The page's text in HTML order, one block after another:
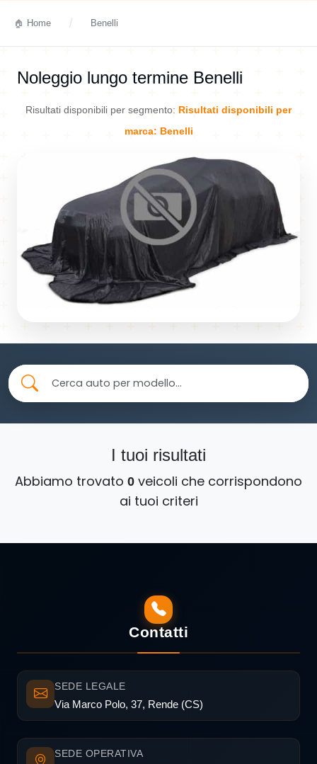
Home Benelli
Noleggio lungo termine Benelli
Risultati disponibili per segmento: Risultati disponibili per
marca: Benelli
I tuoi risultati
Abbiamo trovato 0 veicoli che corrispondono
ai tuoi criteri
Contatti
SEDE LEGALE
Via Marco Polo, 37, Rende (CS)
SEDE OPERATIVA